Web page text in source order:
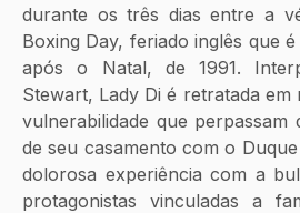
durante os três dias entre a
Boxing Day, feriado inglês que
após o Natal, de 1991.
Stewart, Lady Di é retratada em
vulnerabilidade que perpassam
de seu casamento com o
dolorosa experiência com a
protagonistas vinculadas a